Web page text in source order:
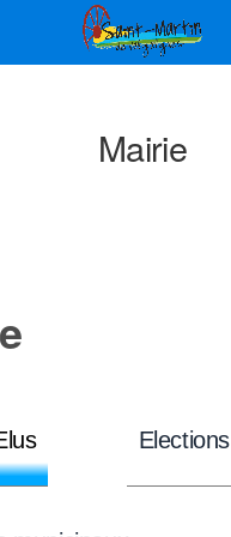
Mairie
Elections